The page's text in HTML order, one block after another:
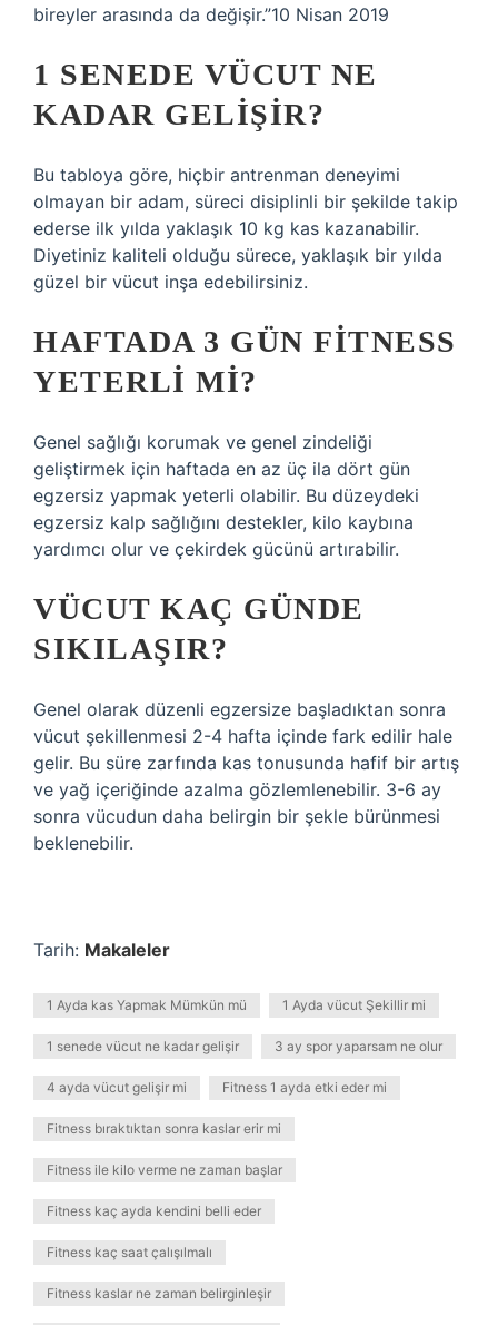
bireyler arasında da değişir.”10 Nisan 2019
1 SENEDE VÜCUT NE
KADAR GELIŞIR?
Bu tabloya göre, hiçbir antrenman deneyimi
olmayan bir adam, süreci disiplinli bir şekilde takip
ederse ilk yılda yaklaşık 10 kg kas kazanabilir.
Diyetiniz kaliteli olduğu sürece, yaklaşık bir yılda
güzel bir vücut inşa edebilirsiniz.
HAFTADA 3 GÜN FITNESS
YETERLI MI?
Genel sağlığı korumak ve genel zindeliği
geliştirmek için haftada en az üç ila dört gün
egzersiz yapmak yeterli olabilir. Bu düzeydeki
egzersiz kalp sağlığını destekler, kilo kaybına
yardımcı olur ve çekirdek gücünü artırabilir.
VÜCUT KAÇ GÜNDE
SIKILAŞIR?
Genel olarak düzenli egzersize başladıktan sonra
vücut şekillenmesi 2-4 hafta içinde fark edilir hale
gelir. Bu süre zarfında kas tonusunda hafif bir artış
ve yağ içeriğinde azalma gözlemlenebilir. 3-6 ay
sonra vücudun daha belirgin bir şekle bürünmesi
beklenebilir.
Tarih: Makaleler
1 Ayda kas Yapmak Mümkün mü 1 Ayda vücut Şekillir mi
1 senede vücut ne kadar gelişir 3 ay spor yaparsam ne olur
4 ayda vücut gelişir mi Fitness 1 ayda etki eder mi
Fitness bıraktıktan sonra kaslar erir mi
Fitness ile kilo verme ne zaman başlar
Fitness kaç ayda kendini belli eder
Fitness kaç saat çalışılmalı
Fitness kaslar ne zaman belirginleşir